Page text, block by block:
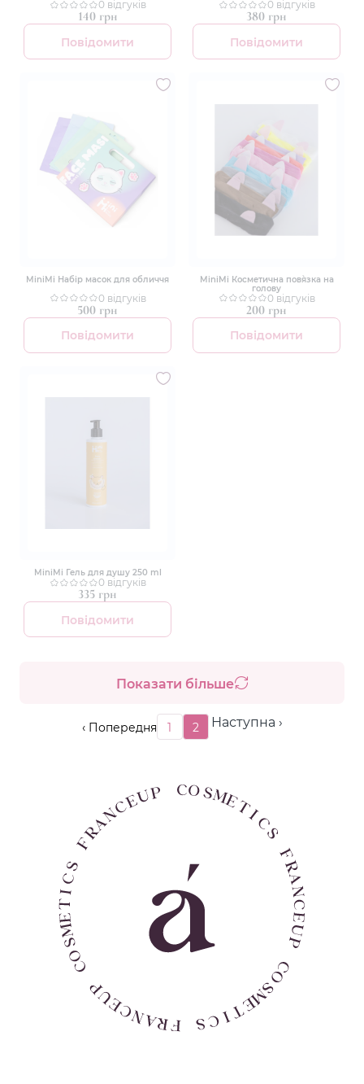
0 відгуків
140 грн
Повідомити
0 відгуків
380 грн
Повідомити
MiniMi Набір масок для обличчя
0 відгуків
500 грн
Повідомити
MiniMi Косметична пов`язка на
голову
0 відгуків
200 грн
Повідомити
MiniMi Гель для душу 250 ml
0 відгуків
335 грн
Повідомити
Показати більше
‹ Попередня 1 2 Наступна ›